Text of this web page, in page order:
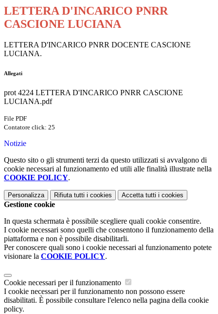
LETTERA D'INCARICO PNRR
CASCIONE LUCIANA
LETTERA D'INCARICO PNRR DOCENTE CASCIONE
LUCIANA.
Allegati
prot 4224 LETTERA D'INCARICO PNRR CASCIONE
LUCIANA.pdf
File PDF
Contatore click: 25
Notizie
Questo sito o gli strumenti terzi da questo utilizzati si avvalgono di
cookie necessari al funzionamento ed utili alle finalità illustrate nella
COOKIE POLICY.
Personalizza Rifiuta tutti i cookies Accetta tutti i cookies
Gestione cookie
In questa schermata è possibile scegliere quali cookie consentire.
I cookie necessari sono quelli che consentono il funzionamento della
piattaforma e non è possibile disabilitarli.
Per conoscere quali sono i cookie necessari al funzionamento potete
visionare la COOKIE POLICY.
Cookie necessari per il funzionamento
I cookie necessari per il funzionamento non possono essere
disabilitati. È possibile consultare l'elenco nella pagina della cookie
policy.